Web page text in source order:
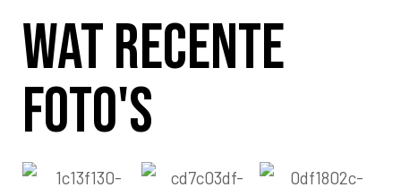
Wat recente
foto's